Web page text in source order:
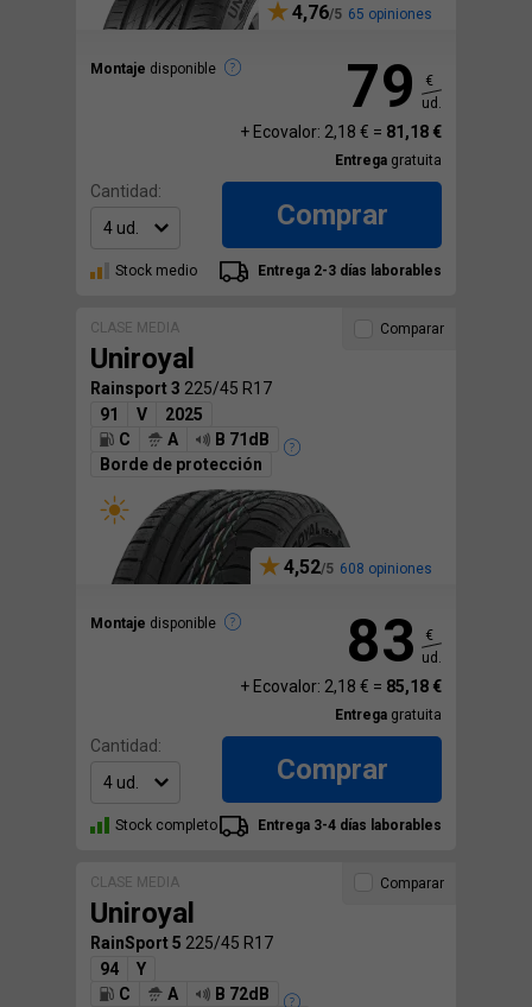
4,76 65 opiniones
Montaje disponible 79
€
ud.
+ Ecovalor: 2,18 € = 81,18 €
Entrega gratuita
Cantidad:
Comprar
Stock medio Entrega 2-3 días laborables
CLASE MEDIA
Uniroyal
Rainsport 3 225/45 R17
91
V
2025
C
A
B 71dB
Borde de protección
4,52 608 opiniones
Montaje disponible
Comparar
83
€
ud.
+ Ecovalor: 2,18 € = 85,18 €
Entrega gratuita
Cantidad:
Comprar
Stock completo Entrega 3-4 días laborables
CLASE MEDIA
Uniroyal
RainSport 5 225/45 R17
94
Y
C
A
B 72dB
Comparar